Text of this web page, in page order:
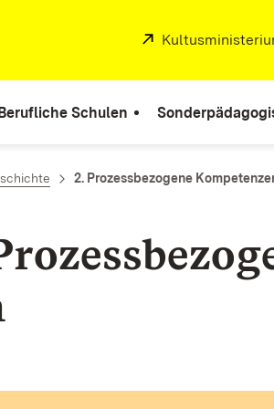
Extern:
Schulen
2. Prozessbezogene